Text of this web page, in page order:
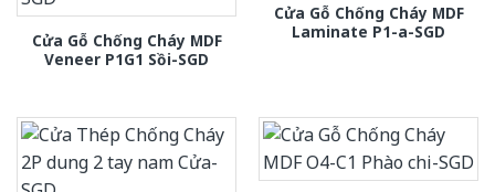
Cửa Gỗ Chống Cháy MDF
Veneer P1G1 Sồi-SGD
Cửa Gỗ Chống Cháy MDF
Laminate P1-a-SGD